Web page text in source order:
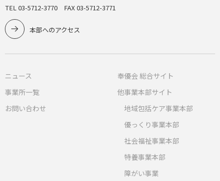
TEL 03-5712-3770 FAX 03-5712-3771
本部へのアクセス
ニュース
事業所一覧
お問い合わせ
奉優会 総合サイト
他事業本部サイト
地域包括ケア事業本部
優っくり事業本部
社会福祉事業本部
特養事業本部
障がい事業